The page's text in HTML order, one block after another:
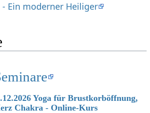
- Ein moderner Heiliger
Yoga für Brustkorböffnung,
Chakra - Online-Kurs